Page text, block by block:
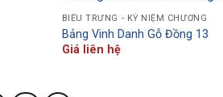
BIỂU TRƯNG - KỶ NIỆM CHƯƠNG
Bảng Vinh Danh Gỗ Đồng 13
Giá liên hệ